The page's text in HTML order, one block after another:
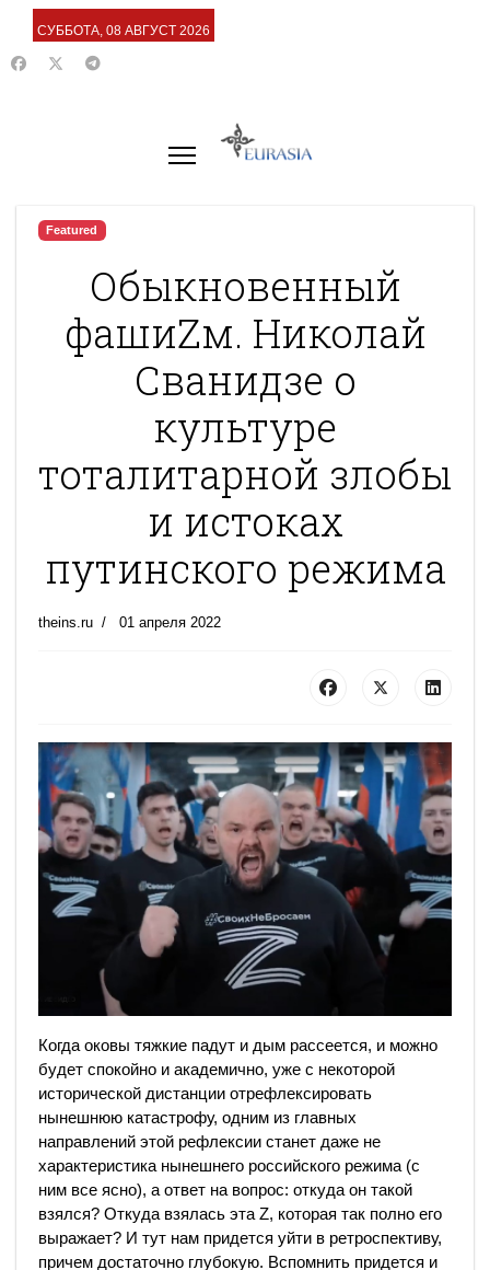
СУББОТА, 08 АВГУСТ 2026
Featured
Обыкновенный
фашиZм. Николай
Сванидзе о
культуре
тоталитарной злобы
и истоках
путинского режима
theins.ru 01 апреля 2022
Когда оковы тяжкие падут и дым рассеется, и можно
будет спокойно и академично, уже с некоторой
исторической дистанции отрефлексировать
нынешнюю катастрофу, одним из главных
направлений этой рефлексии станет даже не
характеристика нынешнего российского режима (с
ним все ясно), а ответ на вопрос: откуда он такой
взялся? Откуда взялась эта Z, которая так полно его
выражает? И тут нам придется уйти в ретроспективу,
причем достаточно глубокую. Вспомнить придется и